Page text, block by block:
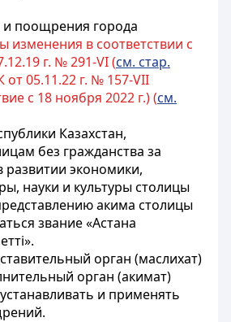
и поощрения города
изменения в соответствии с
г. № 291-VI (см. стар.
от 05.11.22 г. № 157-VII
с 18 ноября 2022 г.) (см.
Казахстан,
без гражданства за
развитии экономики,
науки и культурыстолицы
акима столицы
звание «Астана
.
орган (маслихат)
орган (акимат)
и применять